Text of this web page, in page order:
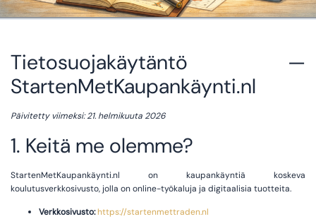
Tietosuojakäytäntö —
StartenMetKaupankäynti.nl
Päivitetty viimeksi: 21. helmikuuta 2026
1. Keitä me olemme?
StartenMetKaupankäynti.nl on kaupankäyntiä koskeva
koulutusverkkosivusto, jolla on online-työkaluja ja digitaalisia tuotteita.
Verkkosivusto:https://startenmettraden.nl